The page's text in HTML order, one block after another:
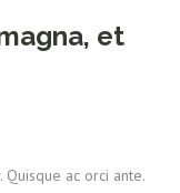
et
ac orci ante.